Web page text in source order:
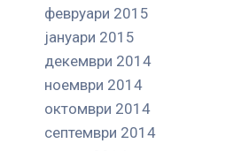
февруари 2015
јануари 2015
декември 2014
ноември 2014
октомври 2014
септември 2014